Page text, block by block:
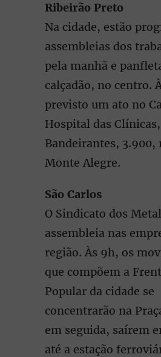
Ribeirão Preto
Na cidade, estão
assembleias dos
pela manhã e
calçadão, no centro.
previsto um ato no
Hospital das
Bandeirantes, 3.900,
Monte Alegre.
São Carlos
O Sindicato dos
assembleia nas
região. Às 9h, os
que compõem a
Popular da cidade se
concentrarão na
em seguida, saírem
até a estação